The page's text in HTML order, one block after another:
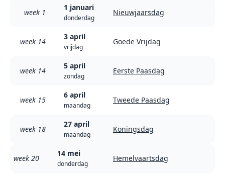
week 1
1 januari
donderdag
Nieuwjaarsdag
week 14
3 april
vrijdag
Goede Vrijdag
week 14
5 april
zondag
Eerste Paasdag
week 15
6 april
maandag
Tweede Paasdag
week 18
27 april
maandag
Koningsdag
week 20
14 mei
donderdag
Hemelvaartsdag